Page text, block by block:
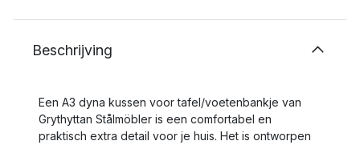
Beschrijving
Een A3 dyna kussen voor tafel/voetenbankje van
Grythyttan Stålmöbler is een comfortabel en
praktisch extra detail voor je huis. Het is ontworpen